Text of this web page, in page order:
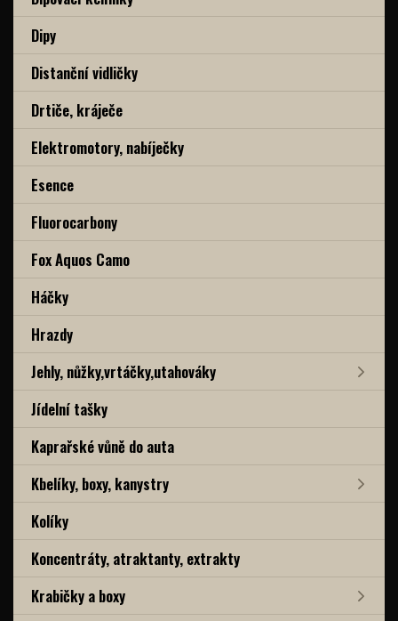
Dipy
Distanční vidličky
Drtiče, kráječe
Elektromotory, nabíječky
Esence
Fluorocarbony
Fox Aquos Camo
Háčky
Hrazdy
Jehly, nůžky,vrtáčky,utahováky
Jídelní tašky
Kaprařské vůně do auta
Kbelíky, boxy, kanystry
Kolíky
Koncentráty, atraktanty, extrakty
Krabičky a boxy